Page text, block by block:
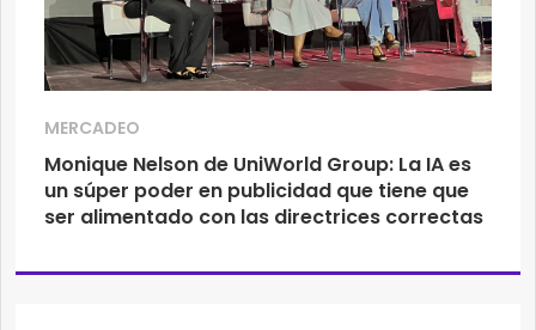
MERCADEO
Monique Nelson de UniWorld Group: La IA es
un súper poder en publicidad que tiene que
ser alimentado con las directrices correctas